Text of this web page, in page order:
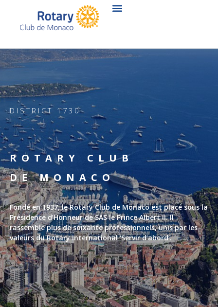
contenu
DISTRICT 1730
ROTARY CLUB
DE MONACO
Fondé en 1937, le Rotary Club de Monaco est placé sous la
Présidence d’Honneur de SAS le Prince Albert II. Il
rassemble plus de soixante professionnels, unis par les
valeurs du Rotary International ‘Servir d’abord’.